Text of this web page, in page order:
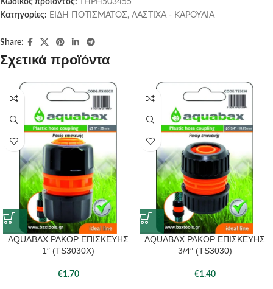
Κωδικός προϊόντος:
THPH503455
Κατηγορίες: ΕΙΔΗ ΠΟΤΙΣΜΑΤΟΣ, ΛΑΣΤΙΧΑ - ΚΑΡΟΥΛΙΑ
Share:
Σχετικά προϊόντα
AQUABAX ΡΑΚΟΡ ΕΠΙΣΚΕΥΗΣ
1″ (TS3030X)
€1.70
AQUABAX ΡΑΚΟΡ ΕΠΙΣΚΕΥΗΣ
3/4″ (TS3030)
€1.40